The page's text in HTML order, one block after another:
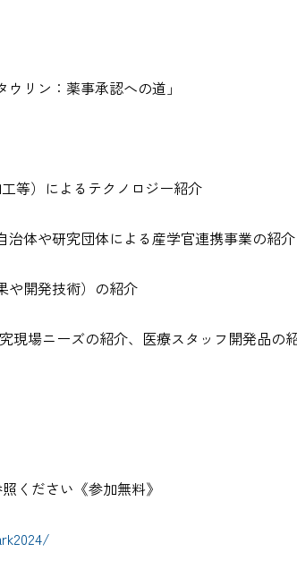
リン：薬事承認への道」
等）によるテクノロジー紹介
治体や研究団体による産学官連携事業の紹介
や開発技術）の紹介
現場ニーズの紹介、医療スタッフ開発品の
ください《参加無料》